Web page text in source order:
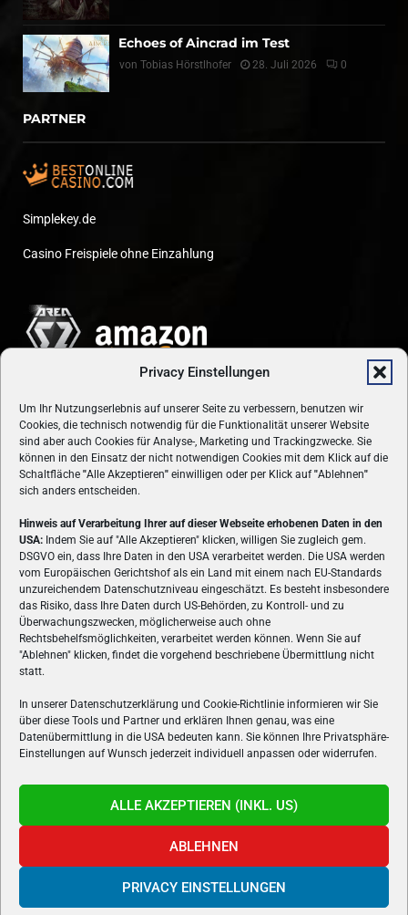
Privacy Einstellungen
Um Ihr Nutzungserlebnis auf unserer Seite zu verbessern, benutzen wir
Cookies, die technisch notwendig für die Funktionalität unserer Website
sind aber auch Cookies für Analyse-, Marketing und Trackingzwecke. Sie
können in den Einsatz der nicht notwendigen Cookies mit dem Klick auf die
Schaltfläche "Alle Akzeptieren" einwilligen oder per Klick auf"Ablehnen"
sich anders entscheiden.
Hinweis auf Verarbeitung Ihrer auf dieser Webseite erhobenen Daten in den
USA: Indem Sie auf "Alle Akzeptieren" klicken, willigen Sie zugleich gem.
DSGVO ein, dass Ihre Daten in den USA verarbeitet werden. Die USA werden
vom Europäischen Gerichtshof als ein Land mit einem nach EU-Standards
unzureichendem Datenschutzniveau eingeschätzt. Es besteht insbesondere
das Risiko, dass Ihre Daten durch US-Behörden, zu Kontroll- und zu
Überwachungszwecken, möglicherweise auch ohne
Rechtsbehelfsmöglichkeiten, verarbeitet werden können. Wenn Sie auf
"Ablehnen" klicken, findet die vorgehend beschriebene Übermittlung nicht
statt.
In unserer Datenschutzerklärung und Cookie-Richtlinie informieren wir Sie
über diese Tools und Partner und erklären Ihnen genau, was eine
Datenübermittlung in die USA bedeuten kann. Sie können Ihre Privatsphäre-
Einstellungen auf Wunsch jederzeit individuell anpassen oder widerrufen.
ALLE AKZEPTIEREN (INKL. US)
ABLEHNEN
PRIVACY EINSTELLUNGEN
Echoes of Aincrad im Test
von Tobias Hörstlhofer 28. Juli 2026 0
PARTNER
Simplekey.de
Casino Freispiele ohne Einzahlung
ÜBER UNS
VON GAMERN, FÜR GAMER! Gamers.at ist das älteste Online-
Spielemagazin Österreichs und bringt täglich aktuelle News,
Reviews und Videos zu PC- und Konsolenspielen, Gaming-
Hardware und aus der Welt des e-Sport's.
FOLGE UNS
Gamers.at v6 © 1999-2024 All Rights Reserved -Kontakt|Impressum|